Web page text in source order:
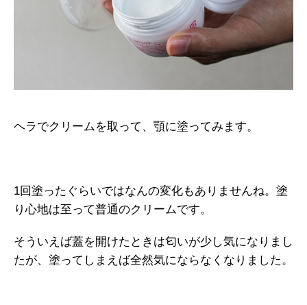
ヘラでクリームを取って、顎に塗ってみます。
1回塗ったぐらいではなんの変化もありませんね。塗
り心地は至って普通のクリームです。
そういえば蓋を開けたときは匂いが少し気になりまし
たが、塗ってしまえば全然気にならなくなりました。